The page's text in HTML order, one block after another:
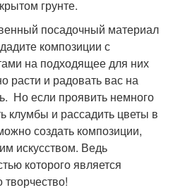
грунте.
посадочный материал
композиции с
на подходящее для них
расти и радовать вас на
Но если проявить немного
клумбы и рассадить цветы в
создать композиции,
искусством. Ведь
которого является